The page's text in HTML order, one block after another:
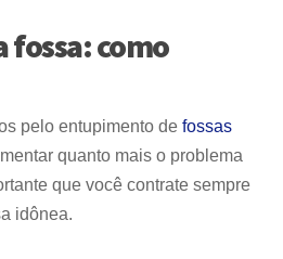
fossa: como
pelo entupimento de fossas
quanto mais o problema
que você contrate sempre
idônea.